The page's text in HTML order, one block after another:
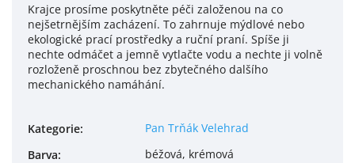
Krajce prosíme poskytněte péči založenou na co
nejšetrnějším zacházení. To zahrnuje mýdlové nebo
ekologické prací prostředky a ruční praní. Spíše ji
nechte odmáčet a jemně vytlačte vodu a nechte ji volně
rozloženě proschnou bez zbytečného dalšího
mechanického namáhání.
Kategorie:
Pan Trňák Velehrad
Barva:
béžová, krémová